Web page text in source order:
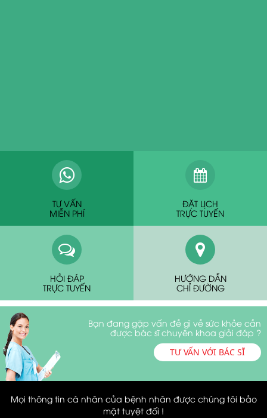
TƯ VẤN
MIỄN PHÍ
ĐẶT LỊCH
TRỰC TUYẾN
HỎI ĐÁP
TRỰC TUYẾN
HƯỚNG DẪN
CHỈ ĐƯỜNG
Bạn đang gặp vấn đề gì về sức khỏe cần
được bác sĩ chuyên khoa giải đáp ?
TƯ VẤN VỚI BÁC SĨ
Mọi thông tin cá nhân của bệnh nhân được chúng tôi bảo
mật tuyệt đối !